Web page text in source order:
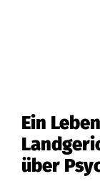
Ein
über